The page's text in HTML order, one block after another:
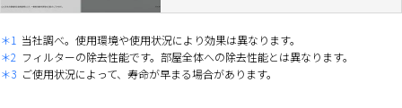
＊1 当社調べ。使用環境や使用状況により効果は異なります。
＊2 フィルターの除去性能です。部屋全体への除去性能とは異なります。
＊3 ご使用状況によって、寿命が早まる場合があります。